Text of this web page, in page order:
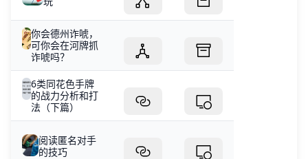
你会德州诈唬，
可你会在河牌抓
诈唬吗？
6类同花色手牌
的战力分析和打
法（下篇）
阅读匿名对手
的技巧